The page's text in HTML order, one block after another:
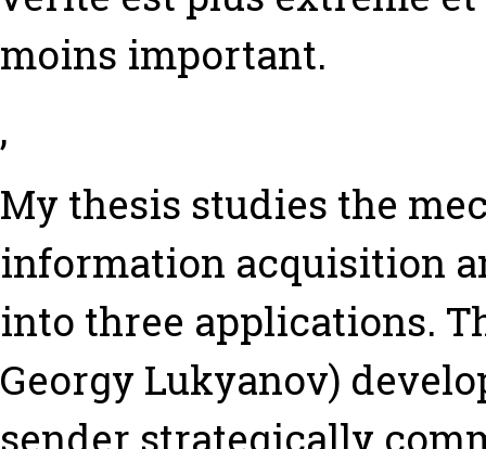
moins important.
,
My thesis studies the
information acquisition
into three applications.
Georgy Lukyanov)